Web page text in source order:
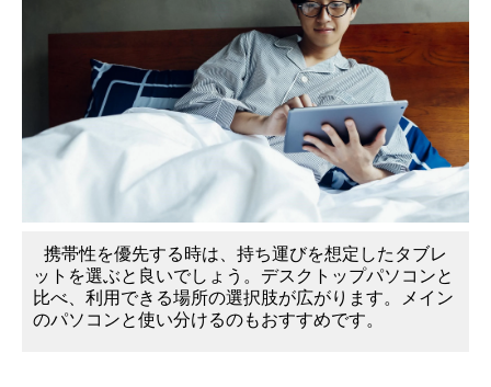
携帯性を優先する時は、持ち運びを想定したタブレ
ットを選ぶと良いでしょう。デスクトップパソコンと
比べ、利用できる場所の選択肢が広がります。メイン
のパソコンと使い分けるのもおすすめです。